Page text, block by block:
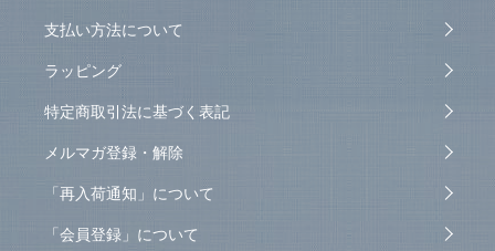
支払い方法について
ラッピング
特定商取引法に基づく表記
メルマガ登録・解除
「再入荷通知」について
「会員登録」について